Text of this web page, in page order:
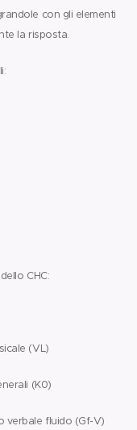
con gli elementi
la risposta.
CHC:
(VL)
(K0)
verbale fluido (Gf-V)